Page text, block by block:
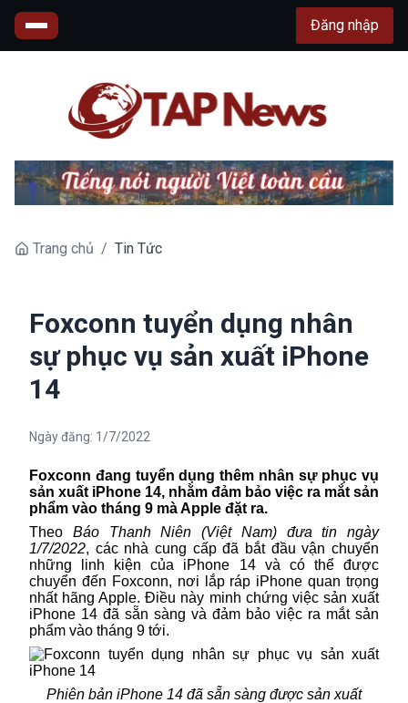
Đăng nhập
Trang chủ / Tin Tức
Foxconn tuyển dụng nhân
sự phục vụ sản xuất iPhone
14
Ngày đăng: 1/7/2022
Foxconn đang tuyển dụng thêm nhân sự phục vụ
sản xuất iPhone 14, nhằm đảm bảo việc ra mắt sản
phẩm vào tháng 9 mà Apple đặt ra.
Theo Báo Thanh Niên (Việt Nam) đưa tin ngày
1/7/2022, các nhà cung cấp đã bắt đầu vận chuyển
những linh kiện của iPhone 14và có thể được
chuyển đến Foxconn, nơi lắp ráp iPhone quan trọng
nhất hãng Apple. Điều này minh chứng việcsản xuất
iPhone 14 đã sẵn sàng và đảm bảo việc ra mắt sản
phẩm vào tháng 9 tới.
Phiên bản iPhone 14 đã sẵn sàng được sản xuất